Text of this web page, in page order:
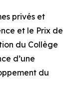
privés et
et le Prix de
du Collège
d’une
du